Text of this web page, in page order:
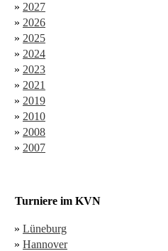
» 2027
» 2026
» 2025
» 2024
» 2023
» 2021
» 2019
» 2010
» 2008
» 2007
Turniere im KVN
» Lüneburg
» Hannover